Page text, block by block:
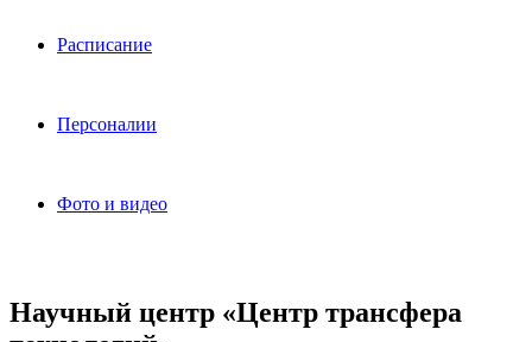
Расписание
Персоналии
Фото и видео
Научный центр «Центр трансфера